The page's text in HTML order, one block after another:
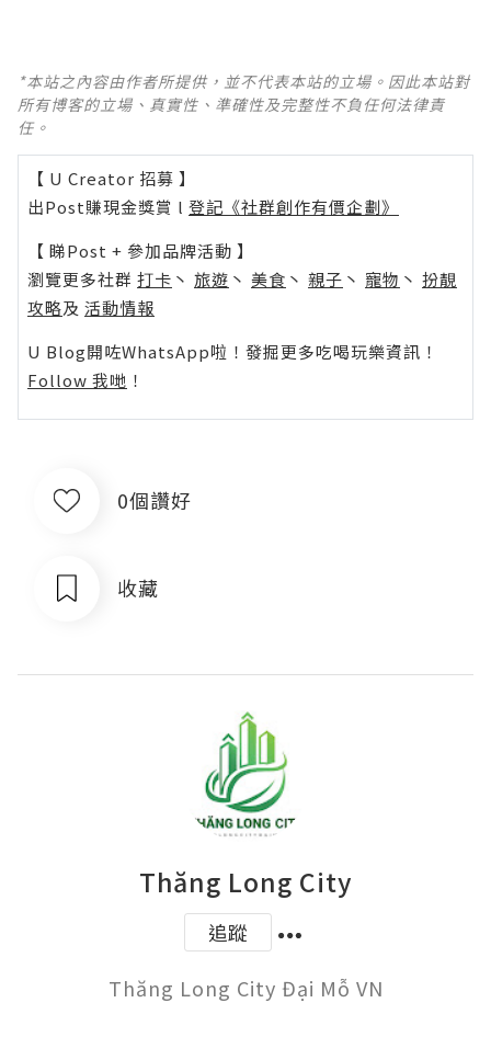
*本站之內容由作者所提供，並不代表本站的立場。因此本站對
所有博客的立場、真實性、準確性及完整性不負任何法律責
任。
【 U Creator 招募 】
出Post賺現金獎賞 l 登記《社群創作有價企劃》
【 睇Post + 參加品牌活動 】
瀏覽更多社群 打卡 丶 旅遊 丶 美食 丶 親子 丶 寵物 丶 扮靚
攻略及 活動情報
U Blog開咗WhatsApp啦！發掘更多吃喝玩樂資訊！
Follow 我哋 ！
0個讚好
收藏
Thăng Long City
追蹤
Thăng Long City Đại Mỗ VN